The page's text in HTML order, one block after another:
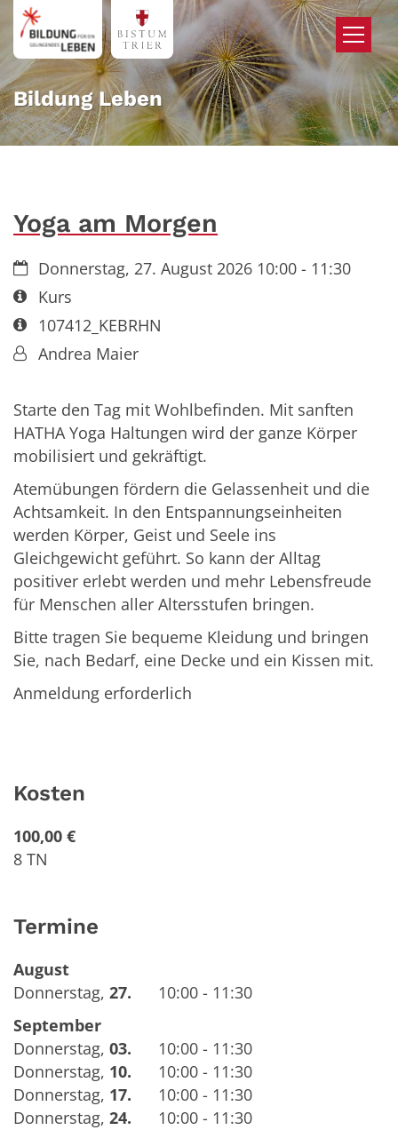
Zum Inhalt springen
Bildung Leben
Yoga am Morgen
Datum:Donnerstag, 27. August 2026 10:00 - 11:30
Art bzw. Nummer:
Kurs
Art bzw. Nummer:
107412_KEBRHN
Von:Andrea Maier
Starte den Tag mit Wohlbefinden. Mit sanften
HATHA Yoga Haltungen wird der ganze Körper
mobilisiert und gekräftigt.
Atemübungen fördern die Gelassenheit und die
Achtsamkeit. In den Entspannungseinheiten
werden Körper, Geist und Seele ins
Gleichgewicht geführt. So kann der Alltag
positiver erlebt werden und mehr Lebensfreude
für Menschen aller Altersstufen bringen.
Bitte tragen Sie bequeme Kleidung und bringen
Sie, nach Bedarf, eine Decke und ein Kissen mit.
Anmeldung erforderlich
Kosten
100,00 €
8 TN
Termine
August
Donnerstag, 27.
10:00 - 11:30
September
Donnerstag, 03.
10:00 - 11:30
Donnerstag, 10.
10:00 - 11:30
Donnerstag, 17.
10:00 - 11:30
Donnerstag, 24.
10:00 - 11:30